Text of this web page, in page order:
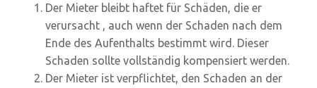
Der Mieter bleibt haftet für Schäden, die er
verursacht , auch wenn der Schaden nach dem
Ende des Aufenthalts bestimmt wird. Dieser
Schaden sollte vollständig kompensiert werden.
Der Mieter ist verpflichtet, den Schaden an der